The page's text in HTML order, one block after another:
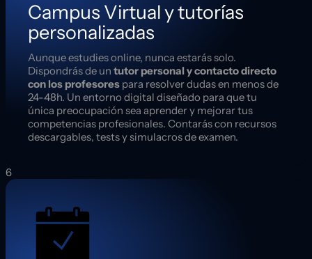
Campus Virtual y tutorías
personalizadas
Aunque estudies online, nunca estarás solo.
Dispondrás de un tutor personal y contacto directo
con los profesores para resolver dudas en menos de
24-48h. Un entorno digital diseñado para que tu
única preocupación sea aprender y mejorar tus
competencias profesionales. Contarás con recursos
descargables, tests y simulacros de examen.
6